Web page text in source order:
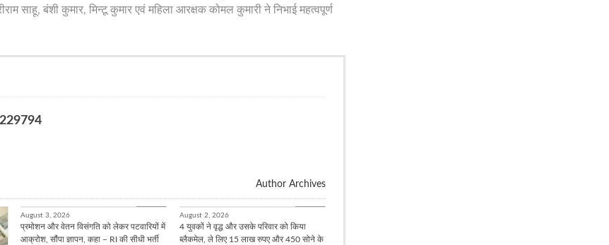
साहू, बंशी कुमार, मिन्टू कुमार एवं महिला आरक्षक कोमल कुमारी ने निभाई महत्वपूर्ण
Author Archives
August 3, 2026
प्रमोशन और वेतन विसंगति को लेकर पटवारियों में
आक्रोश, सौंपा ज्ञापन, कहा – RI की सीधी भर्ती
August 2, 2026
4 युवकों ने वृद्ध और उसके परिवार को किया
ब्लैकमेल, ले लिए 15 लाख रुपए और 450 सोने के